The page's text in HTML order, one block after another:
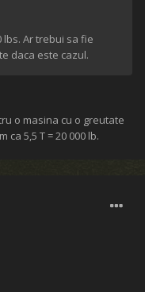
lbs. Ar trebui sa fie
daca este cazul.
o masina cu o greutate
ca 5,5 T = 20 000 lb.